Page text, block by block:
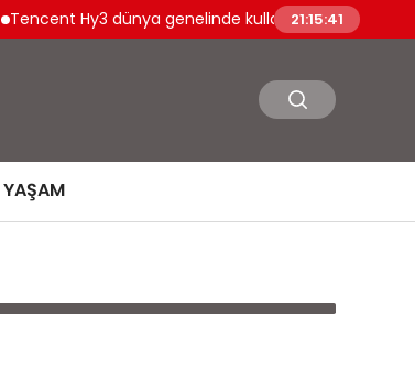
Tencent Hy3 dünya genelinde kullanıma sunuldu
21:15:41
YAŞAM